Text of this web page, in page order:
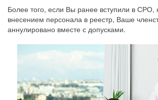
Более того, если Вы ранее вступили в СРО,
внесением персонала в реестр, Ваше
аннулировано вместе с допусками.